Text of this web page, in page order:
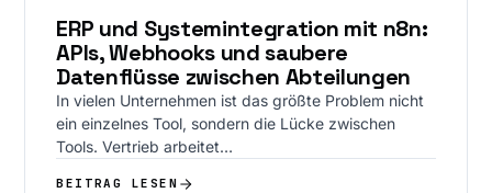
ERP und Systemintegration mit n8n:
APIs, Webhooks und saubere
Datenflüsse zwischen Abteilungen
In vielen Unternehmen ist das größte Problem nicht
ein einzelnes Tool, sondern die Lücke zwischen
Tools. Vertrieb arbeitet…
BEITRAG LESEN